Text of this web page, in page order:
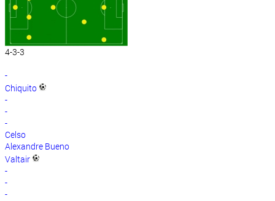
4-3-3
-
Chiquito
-
-
-
Celso
Alexandre Bueno
Valtair
-
-
-